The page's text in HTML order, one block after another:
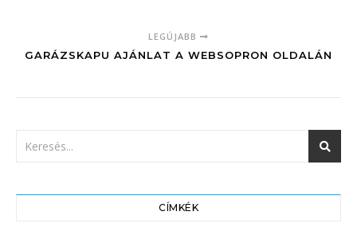
LEGÚJABB
GARÁZSKAPU AJÁNLAT A WEBSOPRON OLDALÁN
CÍMKÉK